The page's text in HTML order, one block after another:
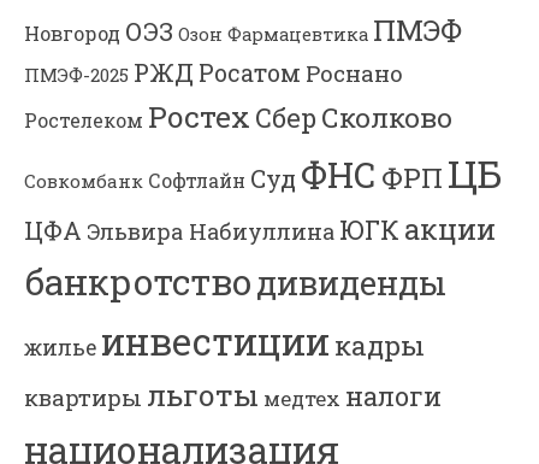
Новгород ОЭЗ Озон Фармацевтика ПМЭФ
ПМЭФ-2025 РЖД Росатом Роснано
Ростелеком Ростех Сбер Сколково
Совкомбанк Софтлайн Суд ФНС ФРП ЦБ
ЦФА Эльвира Набиуллина ЮГК акции
банкротстводивиденды
жилье инвестиции кадры
квартиры льготы медтех налоги
национализация